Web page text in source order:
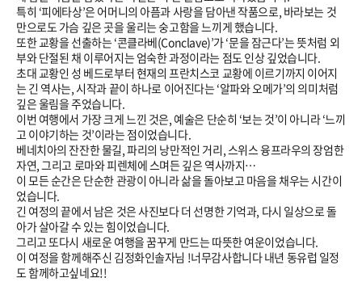
특히 ‘피에타상’은 어머니의 아픔과 사랑을 담아낸 작품으로, 바라보는 것
만으로도 가슴 깊은 곳을 울리는 숭고함을 느끼게 했습니다.
또한 교황을 선출하는 ‘콘클라베(Conclave)’가 ‘문을 잠근다’는 뜻처럼 외
부와 단절된 채 이루어지는 엄숙한 과정이라는 점도 인상 깊었습니다.
초대 교황인 성 베드로부터 현재의 프란치스코 교황에 이르기까지 이어지
는 긴 역사는, 시작과 끝이 하나로 이어진다는 ‘알파와 오메가’의 의미처럼
깊은 울림을 주었습니다.
이번 여행에서 가장 크게 느낀 것은, 예술은 단순히 ‘보는 것’이 아니라 ‘느끼
고 이야기하는 것’이라는 점이었습니다.
베네치아의 잔잔한 물길, 파리의 낭만적인 거리, 스위스 융프라우의 장엄한
자연, 그리고 로마와 피렌체에 스며든 깊은 역사까지…
이 모든 순간은 단순한 관광이 아니라 삶을 돌아보고 마음을 채우는 시간이
었습니다.
긴 여정의 끝에서 남은 것은 사진보다 더 선명한 기억과, 다시 일상으로 돌
아가 살아갈 수 있는 힘이었습니다.
그리고 또다시 새로운 여행을 꿈꾸게 만드는 따뜻한 여운이었습니다.
이 여정을 함께해주신 김정화인솔자님 !너무감사합니다 내년 동유럽 일정
도 함께하고싶네요!!